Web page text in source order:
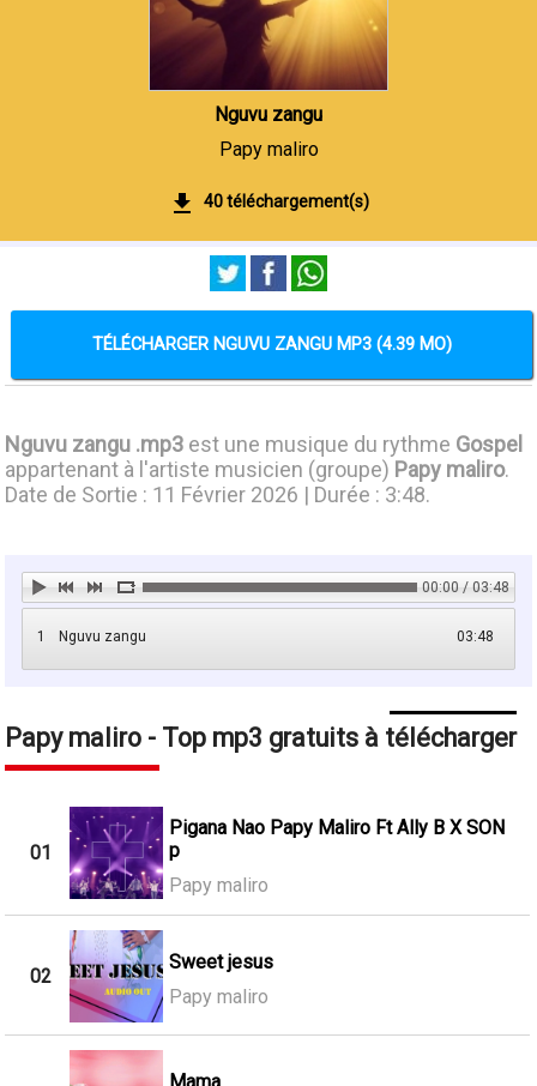
Nguvu zangu
Papy maliro
40 téléchargement(s)
TÉLÉCHARGER NGUVU ZANGU MP3 (4.39 MO)
Nguvu zangu .mp3 est une musique du rythme Gospel
appartenant à l'artiste musicien (groupe) Papy maliro.
Date de Sortie : 11 Février 2026 | Durée : 3:48.
00:00 / 03:48
1 03:48
Nguvu zangu
Papy maliro - Top mp3 gratuits à télécharger
01
Pigana Nao Papy Maliro Ft Ally B X SON
p
Papy maliro
02
Sweet jesus
Papy maliro